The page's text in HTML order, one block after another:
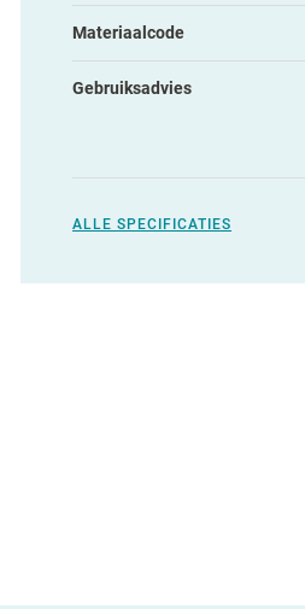
Materiaalcode
Gebruiksadvies
ALLE SPECIFICATIES